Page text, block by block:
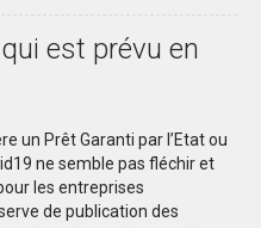
est prévu en
un Prêt Garanti par l’Etat ou
ne semble pas fléchir et
les entreprises
de publication des